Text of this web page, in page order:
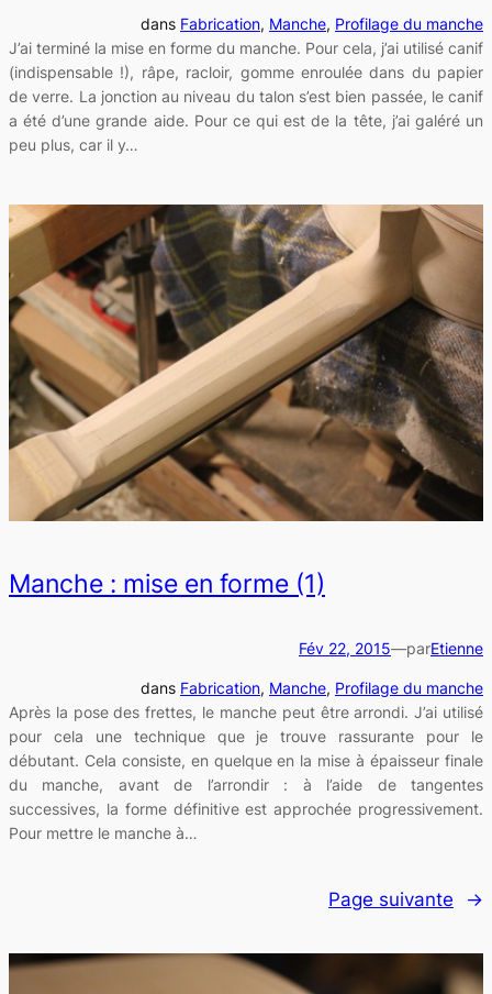
dans Fabrication, Manche, Profilage du manche
J’ai terminé la mise en forme du manche. Pour cela, j’ai utilisé canif
(indispensable !), râpe, racloir, gomme enroulée dans du papier
de verre. La jonction au niveau du talon s’est bien passée, le canif
a été d’une grande aide. Pour ce qui est de la tête, j’ai galéré un
peu plus, car il y…
Manche : mise en forme (1)
Fév 22, 2015—parEtienne
dans Fabrication, Manche, Profilage du manche
Après la pose des frettes, le manche peut être arrondi. J’ai utilisé
pour cela une technique que je trouve rassurante pour le
débutant. Cela consiste, en quelque en la mise à épaisseur finale
du manche, avant de l’arrondir : à l’aide de tangentes
successives, la forme définitive est approchée progressivement.
Pour mettre le manche à…
Page suivante →